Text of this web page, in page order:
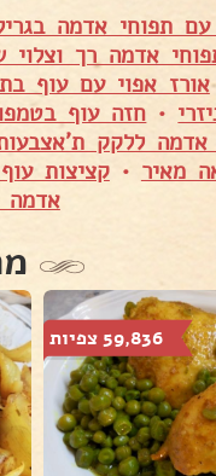
עם תפוחי אדמה
אדמה רך
אורז אפוי עם עוף
• חזה עוף
אדמה ללקק
מאיר •קציצות
אדמה
59,836 צפיות